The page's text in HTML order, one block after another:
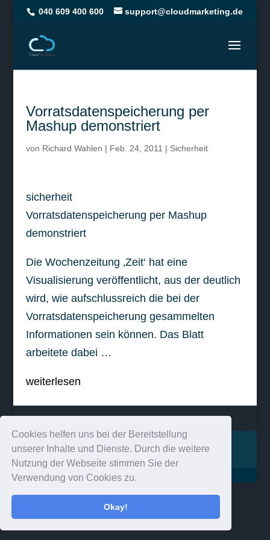
Cookies helfen uns bei der Bereitstellung
unserer Inhalte und Dienste. Durch die weitere
Nutzung der Webseite stimmen Sie der
Verwendung von Cookies zu.
Okay!
040 609 400 600 support@cloudmarketing.de
Vorratsdatenspeicherung per
Mashup demonstriert
von Richard Wahlen | Feb. 24, 2011 | Sicherheit
sicherheit
Vorratsdatenspeicherung per Mashup
demonstriert
Die Wochenzeitung ‚Zeit‘ hat eine
Visualisierung veröffentlicht, aus der deutlich
wird, wie aufschlussreich die bei der
Vorratsdatenspeicherung gesammelten
Informationen sein können. Das Blatt
arbeitete dabei …
weiterlesen
Impressum Kontakt